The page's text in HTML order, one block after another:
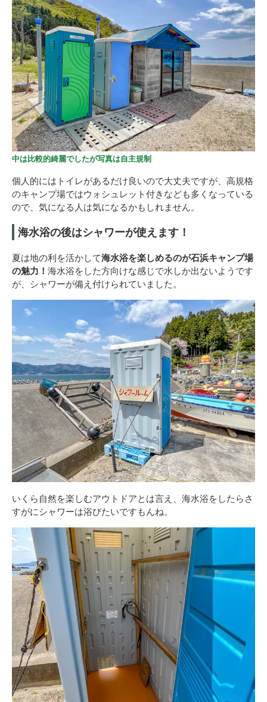
中は比較的綺麗でしたが写真は自主規制
個人的にはトイレがあるだけ良いので大丈夫ですが、高規格
のキャンプ場ではウォシュレット付きなども多くなっている
ので、気になる人は気になるかもしれません。
海水浴の後はシャワーが使えます！
夏は地の利を活かして海水浴を楽しめるのが石浜キャンプ場
の魅力！ 海水浴をした方向けな感じで水しか出ないようです
が、シャワーが備え付けられていました。
いくら自然を楽しむアウトドアとは言え、海水浴をしたらさ
すがにシャワーは浴びたいですもんね。